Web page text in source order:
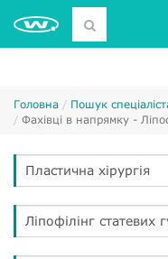
Головна
Пошук
Фахівці в напрямку -
Пластична хірургія
Ліпофілінг статевих